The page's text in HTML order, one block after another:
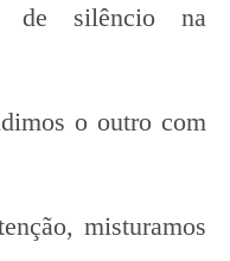
de silêncio na
o outro com
misturamos